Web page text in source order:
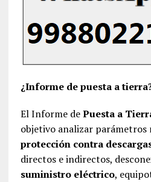
¿Informe de puesta a
El Informe dePuesta a
objetivo analizar parámetros
protección contra
directos e indirectos,
suministro eléctrico,